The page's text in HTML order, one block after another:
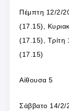
Πέμπτη 12/2/
(17.15),
(17.15), Τρίτη
(17.15)
Αίθουσα 5
Σάββατο 14/2/